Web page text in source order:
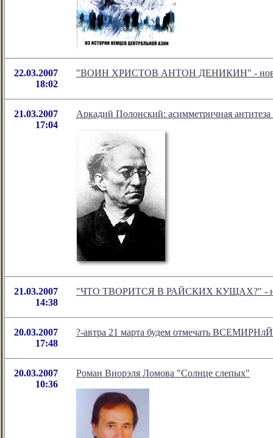
22.03.2007
18:02
"ВОИН ХРИСТОВ АНТОН ДЕНИКИН" - новое
21.03.2007
17:04
Аркадий Полонский: асимметричная
21.03.2007
14:38
"ЧТО ТВОРИТСЯ В РАЙСКИХ КУЩАХ?" -
20.03.2007
17:48
?-автра 21 марта будем отмечать
20.03.2007
10:36
Роман Виорэля Ломова "Солнце слепых"